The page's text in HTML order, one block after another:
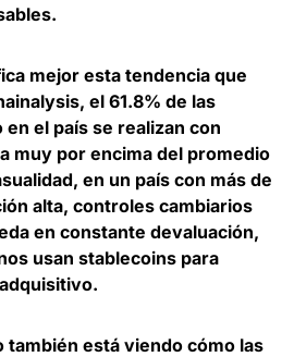
mejor esta tendencia que
el 61.8% de las
el país se realizan con
muy por encima del promedio
en un país con más de
alta, controles cambiarios
en constante devaluación,
usan stablecoins para
también está viendo cómo las